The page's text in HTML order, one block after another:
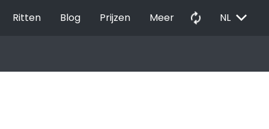
Ritten Blog Prijzen Meer autorenew NL EXPAND_MORE